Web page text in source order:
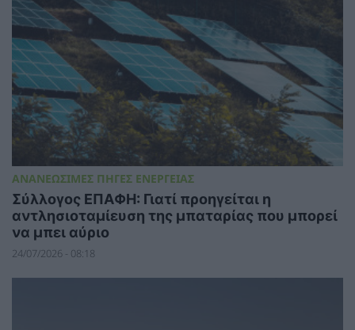
ΑΝΑΝΕΩΣΙΜΕΣ ΠΗΓΕΣ ΕΝΕΡΓΕΙΑΣ
Σύλλογος ΕΠΑΦΗ: Γιατί προηγείται η
αντλησιοταμίευση της μπαταρίας που μπορεί
να μπει αύριο
24/07/2026 - 08:18